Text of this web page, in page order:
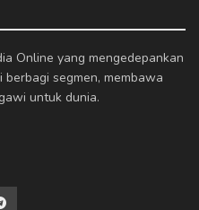
Online yang mengedepankan
segmen, membawa
untuk dunia.